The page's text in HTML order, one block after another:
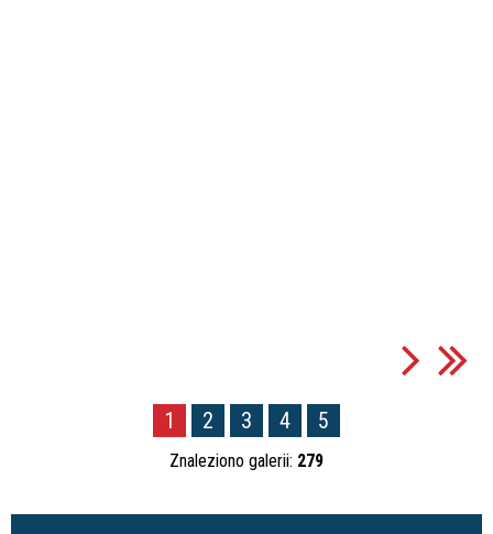
1 2 3 4 5
Znaleziono galerii: 279